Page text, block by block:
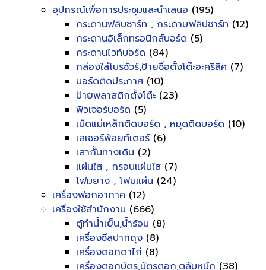
อุปกรณ์เพื่อการประชุมและนำเสนอ (195)
กระดานฟลิบชาร์ท , กระดาษฟลิปชาร์ท (12)
กระดานอิเล็กทรอนิกส์บอร์ด (5)
กระดานไวท์บอร์ด (84)
กล่องใส่โบรชัวร์,ป้ายชื่อตั้งโต๊ะอะคริลิค (7)
บอร์ดติดประกาศ (10)
ป้ายพลาสติกตั้งโต๊ะ (23)
ฟิวเจอร์บอร์ด (5)
เม็ดแม่เหล็กติดบอร์ด , หมุดติดบอร์ด (10)
เลเซอร์พ้อยท์เตอร์ (6)
เสากั้นทางเดิน (2)
แผ่นใส , กรอบแผ่นใส (7)
โฟมยาง , โฟมแผ่น (24)
เครื่องฟอกอากาศ (12)
เครื่องใช้สำนักงาน (666)
ตู้ทำน้ำเย็น,น้ำร้อน (8)
เครื่องซีลปากถุง (8)
เครื่องตอกตาไก่ (8)
เครื่องตอกบัตร,บัตรตอก,ตลับหมึก (38)